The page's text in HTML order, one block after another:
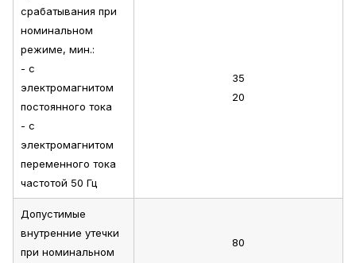
срабатывания при
номинальном
режиме, мин.:
- с
электромагнитом
постоянного тока
- с
электромагнитом
переменного тока
частотой 50 Гц
35
20
Допустимые
внутренние утечки
при номинальном
80